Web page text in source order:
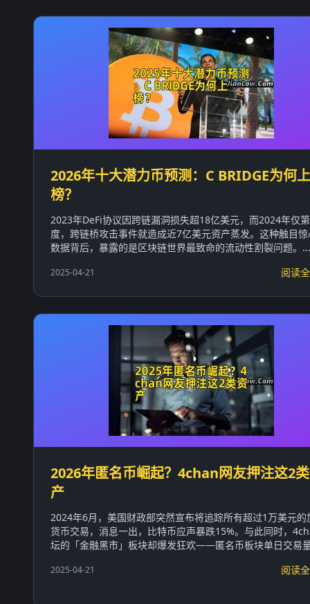
2026年十大潜力币预测：C BRIDGE为何上
榜？
2023年DeFi协议因跨链漏洞损失超18亿美元，而2024年仅
度，跨链桥攻击事件就造成近7亿美元资产蒸发。这种触目惊
数据背后，暴露的是区块链世界最致命的流动性割裂问题。...
2025-04-21 阅读
2026年匿名币崛起？4chan网友押注这2
产
2024年6月，美国财政部突然宣布将追踪所有超过1万美元的
货币交易，消息一出，比特币应声暴跌15%。与此同时，
坛的「金融黑市」板块却爆发狂欢——匿名币板块单日交易
2025-04-21 阅读